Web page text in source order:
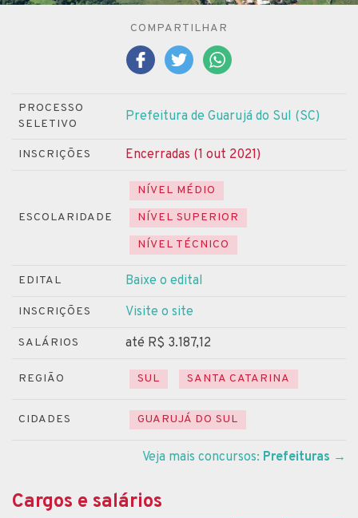
COMPARTILHAR
PROCESSO
SELETIVO
Prefeitura de Guarujá do Sul (SC)
INSCRIÇÕES Encerradas (1 out 2021)
ESCOLARIDADE
NÍVEL MÉDIO
NÍVEL SUPERIOR
NÍVEL TÉCNICO
EDITAL Baixe o edital
INSCRIÇÕES Visite o site
SALÁRIOS até R$ 3.187,12
REGIÃO SUL SANTA CATARINA
CIDADES GUARUJÁ DO SUL
Veja mais concursos: Prefeituras →
Cargos e salários